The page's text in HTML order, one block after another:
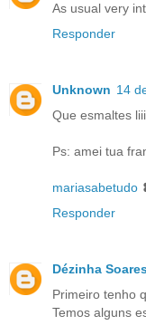
As usual very
Responder
Unknown 14
Que esmaltes
Ps: amei tua
mariasabetudo
Responder
Dézinha
Primeiro tenho
Temos alguns